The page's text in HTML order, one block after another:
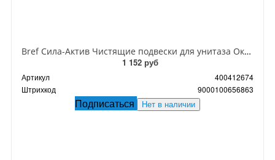
Bref Сила-Актив Чистящие подвески для унитаза Океанский Бриз 4 в 1 50 гр 2 шт
1 152 руб
Артикул
400412674
Штрихкод
9000100656863
Подписаться Нет в наличии